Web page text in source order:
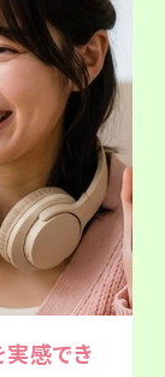
実感でき